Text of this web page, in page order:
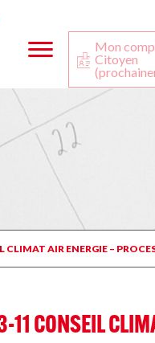
Mon
Citoyen
AIR ENERGIE –
CONSEIL